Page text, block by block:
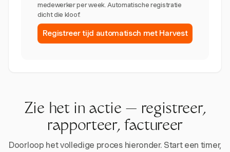
medewerker per week. Automatische registratie
dicht die kloof.
Registreer tijd automatisch met Harvest
Zie het in actie — registreer,
rapporteer, factureer
Doorloop het volledige proces hieronder. Start een timer,